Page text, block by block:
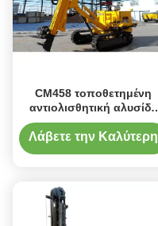
CM458 τοποθετημένη
αντιολισθητική αλυσίδα
μηχανή διατρήσεων
φρεατίων νερού
Λάβετε την Καλύτερη